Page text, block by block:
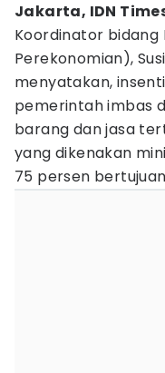
Jakarta, IDN
Koordinator bidang
Perekonomian),
menyatakan,
pemerintah imbas
barang dan jasa
yang dikenakan
75 persen